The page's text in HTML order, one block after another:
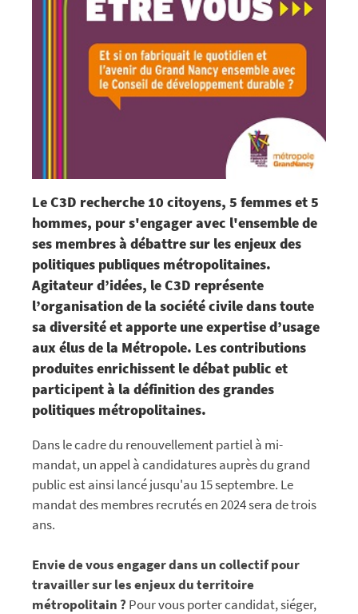
Le C3D recherche 10 citoyens, 5 femmes et 5
hommes, pour s'engager avec l'ensemble de
ses membres à débattre sur les enjeux des
politiques publiques métropolitaines.
Agitateur d’idées, le C3D représente
l’organisation de la société civile dans toute
sa diversité et apporte une expertise d’usage
aux élus de la Métropole. Les contributions
produites enrichissent le débat public et
participent à la définition des grandes
politiques métropolitaines.
Dans le cadre du renouvellement partiel à mi-
mandat, un appel à candidatures auprès du grand
public est ainsi lancé jusqu'au 15 septembre. Le
mandat des membres recrutés en 2024 sera de trois
ans.
Envie de vous engager dans un collectif pour
travailler sur les enjeux du territoire
métropolitain ? Pour vous porter candidat, siéger,